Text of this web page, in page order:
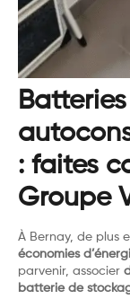
: faites
Groupe
À Bernay, de plus
économies
parvenir, associer
batterie de